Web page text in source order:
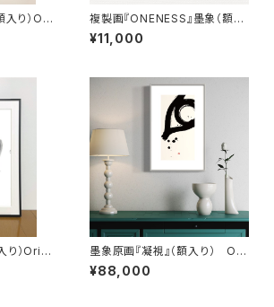
入り）Ori
_1（Fra
複製画『ONENESS』墨象（額入
り） Reproduction painting
「ONENESS」（Framed）
¥11,000
り）Origi
」
墨象原画『凝視』（額入り） Ori
ginal Painting「Stare」（Fram
ed）
¥88,000